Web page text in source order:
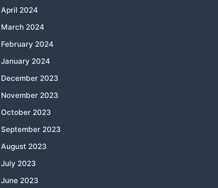
April 2024
March 2024
February 2024
January 2024
December 2023
November 2023
October 2023
September 2023
August 2023
July 2023
June 2023